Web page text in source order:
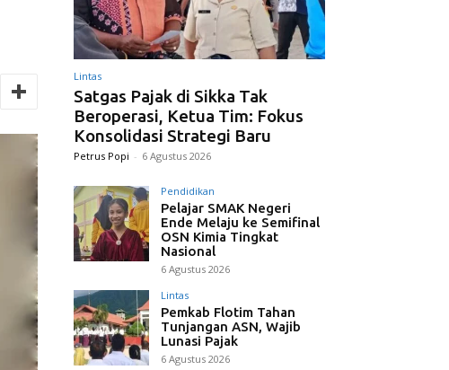
Lintas
Satgas Pajak di Sikka Tak
Beroperasi, Ketua Tim: Fokus
Konsolidasi Strategi Baru
Petrus Popi - 6 Agustus 2026
Pendidikan
Pelajar SMAK Negeri
Ende Melaju ke Semifinal
OSN Kimia Tingkat
Nasional
6 Agustus 2026
Lintas
Pemkab Flotim Tahan
Tunjangan ASN, Wajib
Lunasi Pajak
6 Agustus 2026